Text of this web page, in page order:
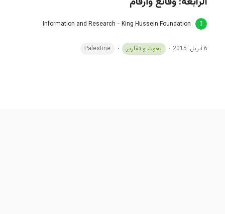
Information and Research - King Hussein Foundation
6 أبريل، 2015 بحوث و تقارير Palestine